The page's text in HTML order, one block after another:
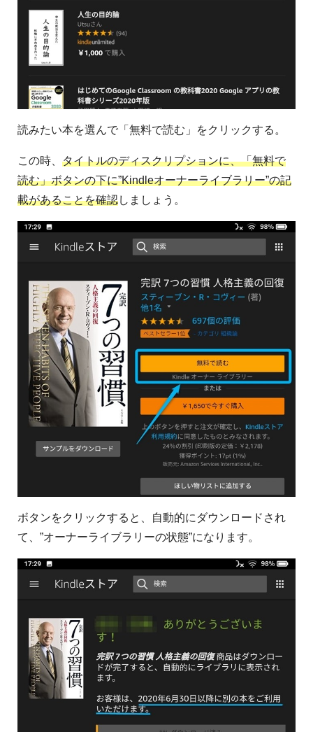
読みたい本を選んで「無料で読む」をクリックする。
この時、 タイトルのディスクリプションに、「無料で
読む」ボタンの下に”Kindleオーナーライブラリー”の記
載があることを確認しましょう。
ボタンをクリックすると、自動的にダウンロードされ
て、”オーナーライブラリーの状態”になります。